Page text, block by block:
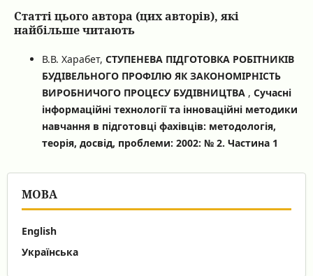
Статті цього автора (цих авторів), які
найбільше читають
В.В. Харабет, СТУПЕНЕВА ПІДГОТОВКА РОБІТНИКІВ
БУДІВЕЛЬНОГО ПРОФІЛЮ ЯК ЗАКОНОМІРНІСТЬ
ВИРОБНИЧОГО ПРОЦЕСУ БУДІВНИЦТВА , Сучасні
інформаційні технології та інноваційні методики
навчання в підготовці фахівців: методологія,
теорія, досвід, проблеми: 2002: № 2. Частина 1
МОВА
English
Українська